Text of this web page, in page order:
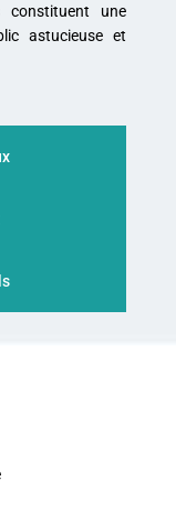
constituent une
astucieuse et